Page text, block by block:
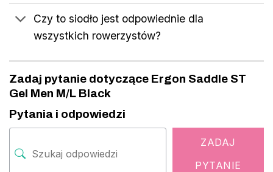
Czy to siodło jest odpowiednie dla
wszystkich rowerzystów?
Zadaj pytanie dotyczące Ergon Saddle ST
Gel Men M/L Black
Pytania i odpowiedzi
ZADAJ
PYTANIE